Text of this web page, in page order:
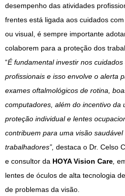
desempenho das atividades
frentes está ligada aos cuidados
ou visual, é sempre importante
colaborem para a proteção dos
“É fundamental investir nos
profissionais e isso envolve o alerta
exames oftalmológicos de rotina,
computadores, além do incentivo da
proteção individual e lentes
contribuem para uma visão
trabalhadores”, destaca o Dr. Celso
e consultor da HOYA Vision Care,
lentes de óculos de alta tecnologia
de problemas da visão.